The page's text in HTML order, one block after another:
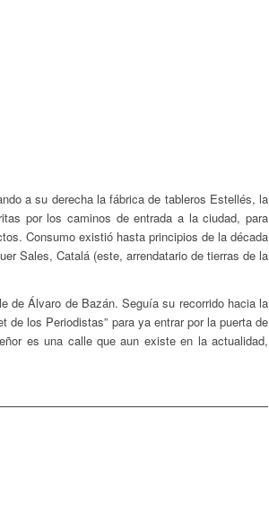
a su derecha la fábrica de tableros Estellés, la
por los caminos de entrada a la ciudad, para
Consumo existió hasta principios de la década
Sales, Catalá (este, arrendatario de tierras de la
de Álvaro de Bazán. Seguía su recorrido hacia la
de los Periodistas” para ya entrar por la puerta de
es una calle que aun existe en la actualidad,